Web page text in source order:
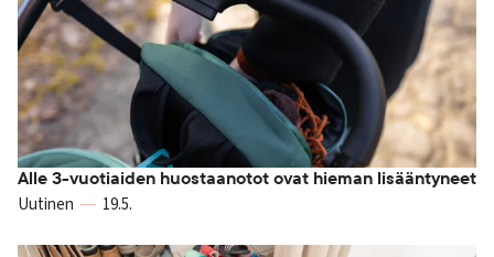
Alle 3-vuotiaiden huostaanotot ovat hieman lisääntyneet
Uutinen 19.5.